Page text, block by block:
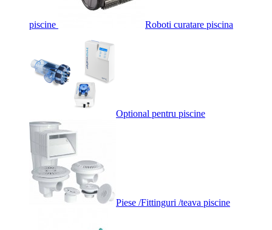
piscine Roboti curatare piscina
Optional pentru piscine
Piese /Fittinguri /teava piscine